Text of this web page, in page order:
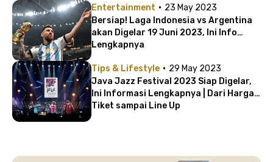
Entertainment · 23 May 2023
Bersiap! Laga Indonesia vs Argentina
akan Digelar 19 Juni 2023, Ini Info
Lengkapnya
Tips & Lifestyle · 29 May 2023
Java Jazz Festival 2023 Siap Digelar,
Ini Informasi Lengkapnya | Dari Harga
Tiket sampai Line Up